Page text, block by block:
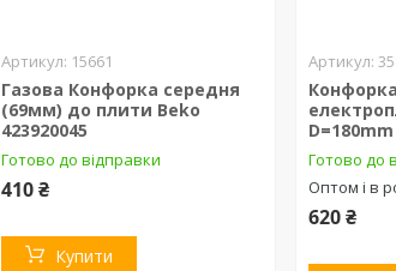
15661
Газова Конфорка середня
(69мм) до плити Beko
423920045
Готово до відправки
410 ₴
Купити
Готово до
Оптом і в
620 ₴